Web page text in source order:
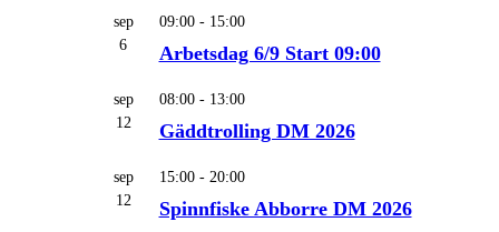
sep
6
09:00- 15:00
Arbetsdag 6/9 Start 09:00
sep
12
08:00- 13:00
Gäddtrolling DM 2026
sep
12
15:00- 20:00
Spinnfiske Abborre DM 2026